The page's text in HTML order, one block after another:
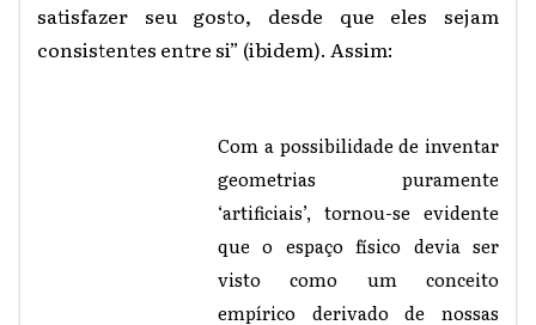
satisfazer seu gosto, desde que eles sejam
consistentes entre si” (ibidem). Assim:
Com a possibilidade de inventar
geometrias puramente
‘artificiais’, tornou-se evidente
que o espaço físico devia ser
visto como um conceito
empírico derivado de nossas